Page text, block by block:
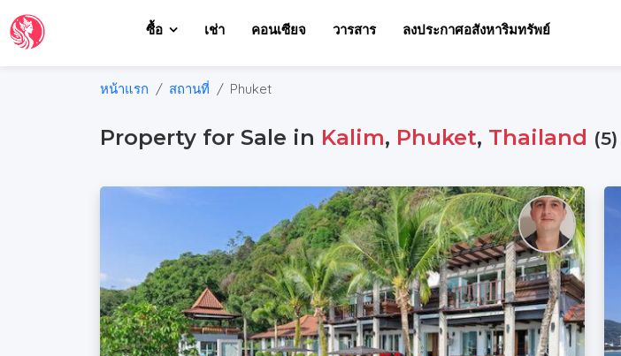
ซื้อ เช่า คอนเซียจ วารสาร ลงประกาศอสังหาริมทรัพย์
หน้าแรก สถานที่ Phuket
Property for Sale in Kalim, Phuket, Thailand (5)